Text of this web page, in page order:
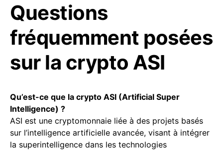
Questions
fréquemment posées
sur la crypto ASI
Qu’est-ce que la crypto ASI (Artificial Super
Intelligence) ?
ASI est une cryptomonnaie liée à des projets basés
sur l’intelligence artificielle avancée, visant à intégrer
la superintelligence dans les technologies